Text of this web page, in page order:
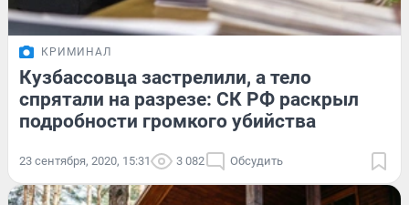
КРИМИНАЛ
Кузбассовца застрелили, а тело
спрятали на разрезе: СК РФ раскрыл
подробности громкого убийства
23 сентября, 2020, 15:31 3 082 Обсудить